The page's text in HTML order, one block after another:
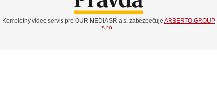
Kompletný video servis pre OUR MEDIA SR a.s. zabezpečuje ARBERTO GROUP
s.r.o..